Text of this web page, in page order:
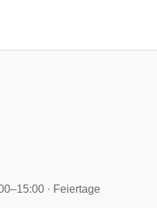
· Feiertage